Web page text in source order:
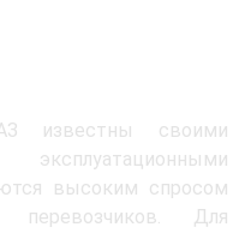
известны своими
высоким спросом
перевозчиков. Для